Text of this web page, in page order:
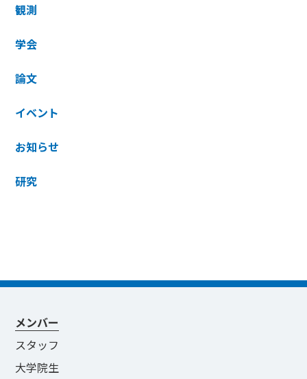
観測
学会
論文
イベント
お知らせ
研究
メンバー
スタッフ
大学院生